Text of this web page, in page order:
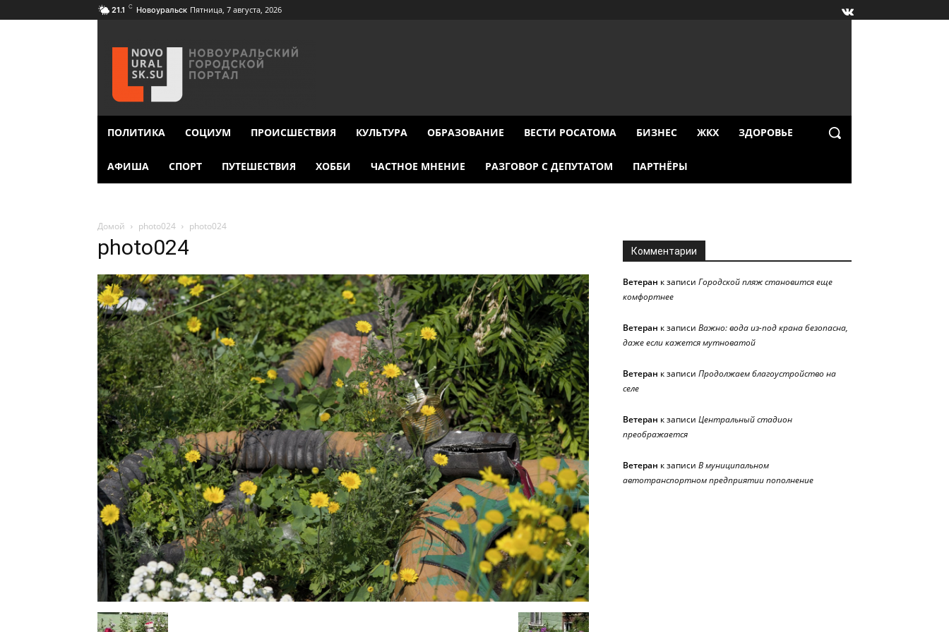
21.1 C Новоуральск Пятница, 7 августа, 2026
ПОЛИТИКА СОЦИУМ ПРОИСШЕСТВИЯ КУЛЬТУРА ОБРАЗОВАНИЕ ВЕСТИ РОСАТОМА БИЗНЕС ЖКХ ЗДОРОВЬЕ
АФИША СПОРТ ПУТЕШЕСТВИЯ ХОББИ ЧАСТНОЕ МНЕНИЕ РАЗГОВОР С ДЕПУТАТОМ ПАРТНЁРЫ
Домой photo024 photo024
photo024 Комментарии
Ветеран к записи Городской пляж становится еще
комфортнее
Ветеран к записи Важно: вода из-под крана безопасна,
даже если кажется мутноватой
Ветеран к записи Продолжаем благоустройство на
селе
Ветеран к записи Центральный стадион
преображается
Ветеран к записи В муниципальном
автотранспортном предприятии пополнение